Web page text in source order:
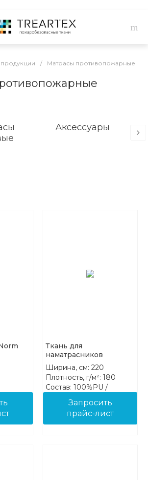
продукции / Матрасы противопожарные
Аксессуары
Ткань для
наматрасников
Treartex 9904-62
Ширина, см: 220
Плотность, г/м²: 180
Состав: 100%PU /
Запросить
прайс-лист